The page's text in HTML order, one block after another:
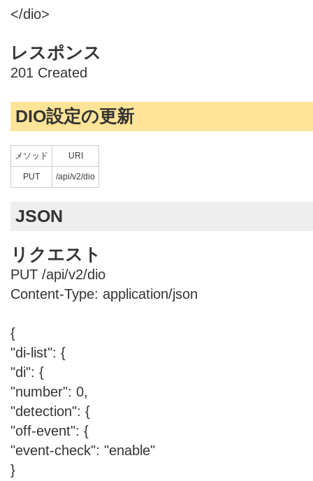
</dio>
レスポンス
201 Created
DIO設定の更新
メソッド URI
PUT /api/v2/dio
JSON
リクエスト
PUT /api/v2/dio
Content-Type: application/json
{
"di-list": {
"di": {
"number": 0,
"detection": {
"off-event": {
"event-check": "enable"
}